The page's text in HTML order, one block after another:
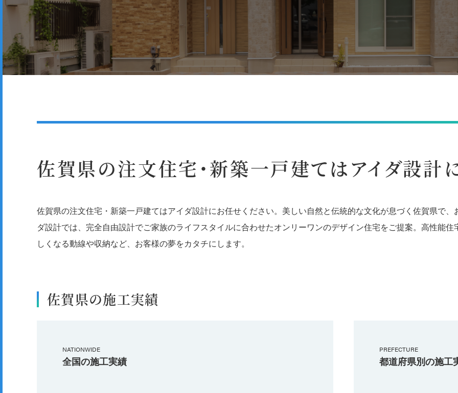
佐賀県の注文住宅・新築一戸建てはアイダ設計
佐賀県の注文住宅・新築一戸建てはアイダ設計にお任せください。美しい自然と伝統的な文化が息づく佐賀県で
ダ設計では、完全自由設計でご家族のライフスタイルに合わせたオンリーワンのデザイン住宅をご提案。高性能
しくなる動線や収納など、お客様の夢をカタチにします。
佐賀県の施工実績
NATIONWIDE
全国の施工実績
PREFECTURE
都道府県別の施工